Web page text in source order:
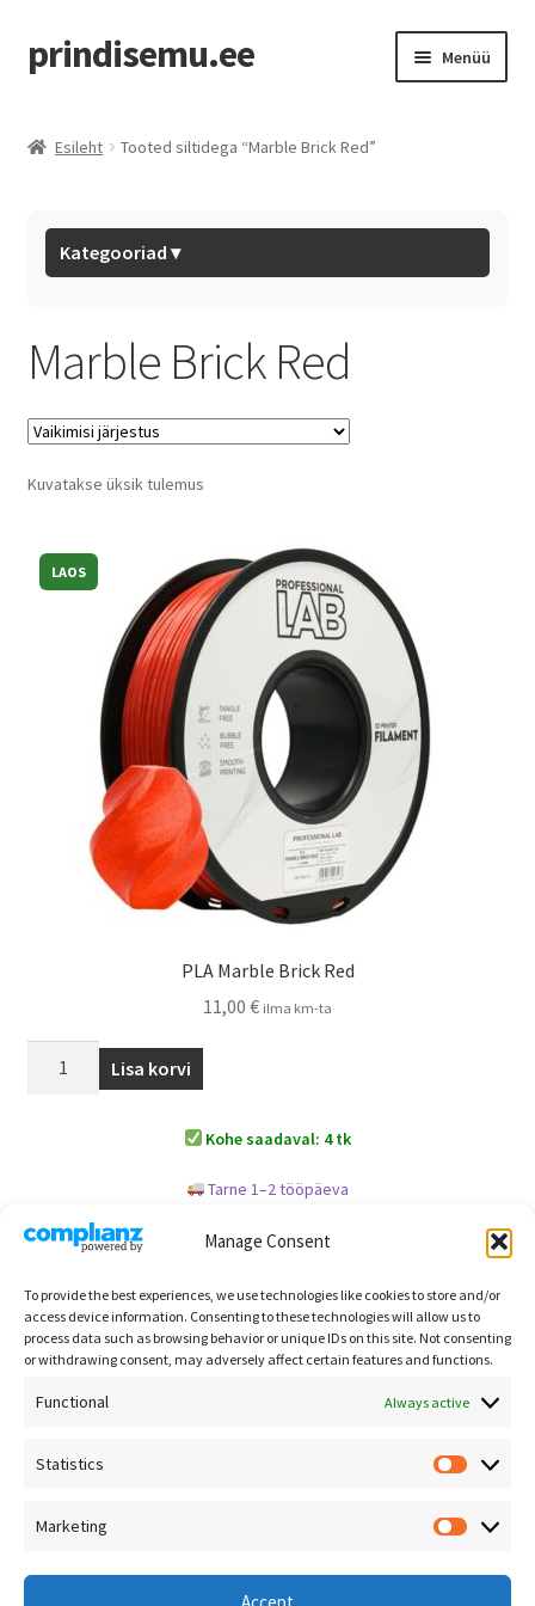
Manage Consent
To provide the best experiences, we use technologies like cookies to store and/or
access device information. Consenting to these technologies will allow us to
process data such as browsing behavior or unique IDs on this site. Not consenting
or withdrawing consent, may adversely affect certain features and functions.
Functional Always active
Statistics
Marketing
Accept
Suurema koguse puhul vastavalt kogusele allahindlus
prindisemu.ee Menüü
Eryone Filaments
BL Filaments
Tarvikud
Mystery Box
Kassa
Võta ühendust
Esileht Tooted siltidega “Marble Brick Red”
Kategooriad ▾
Marble Brick Red
Kuvatakse üksik tulemus
LAOS
PLA Marble Brick Red
11,00 € ilma km-ta
Lisa korvi
Kohe saadaval: 4 tk
Tarne 1–2 tööpäeva
Kuvatakse üksik tulemus
Müügitingimused
Registrikood: 16265433
Aadress: Väike-Ameerika 3-16,
10129 Tallinn